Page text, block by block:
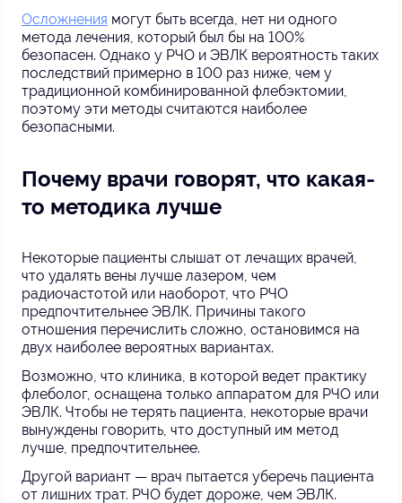
Осложнения могут быть всегда, нет ни одного
метода лечения, который был бы на 100%
безопасен. Однако у РЧО и ЭВЛК вероятность таких
последствий примерно в 100 раз ниже, чем у
традиционной комбинированной флебэктомии,
поэтому эти методы считаются наиболее
безопасными.
Почему врачи говорят, что какая-
то методика лучше
Некоторые пациенты слышат от лечащих врачей,
что удалять вены лучше лазером, чем
радиочастотой или наоборот, что РЧО
предпочтительнее ЭВЛК. Причины такого
отношения перечислить сложно, остановимся на
двух наиболее вероятных вариантах.
Возможно, что клиника, в которой ведет практику
флеболог, оснащена только аппаратом для РЧО или
ЭВЛК. Чтобы не терять пациента, некоторые врачи
вынуждены говорить, что доступный им метод
лучше, предпочтительнее.
Другой вариант — врач пытается уберечь пациента
от лишних трат. РЧО будет дороже, чем ЭВЛК.